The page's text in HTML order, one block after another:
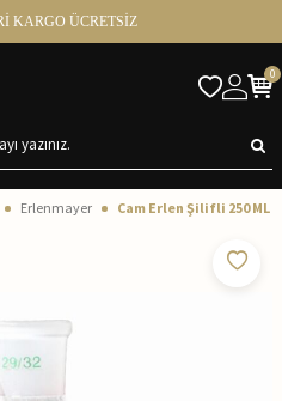
KARGO ÜCRETSİZ
0
Erlenmayer Cam Erlen Şilifli 250 ML